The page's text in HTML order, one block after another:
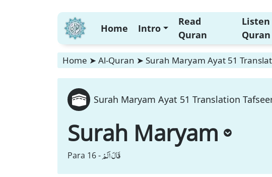
Home Intro
Read
Quran
Listen
Quran
Home ➤ Al-Quran ➤ Surah Maryam Ayat 51
Surah Maryam Ayat 51 Translation
Surah Maryam
Para 16 -قَالَ اَلَمْ